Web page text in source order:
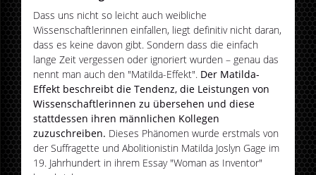
Dass uns nicht so leicht auch weibliche
Wissenschaftlerinnen einfallen, liegt definitiv nicht daran,
dass es keine davon gibt. Sondern dass die einfach
lange Zeit vergessen oder ignoriert wurden – genau das
nennt man auch den "Matilda-Effekt". Der Matilda-
Effekt beschreibt die Tendenz, die Leistungen von
Wissenschaftlerinnen zu übersehen und diese
stattdessen ihren männlichen Kollegen
zuzuschreiben. Dieses Phänomen wurde erstmals von
der Suffragette und Abolitionistin Matilda Joslyn Gage im
19. Jahrhundert in ihrem Essay "Woman as Inventor"